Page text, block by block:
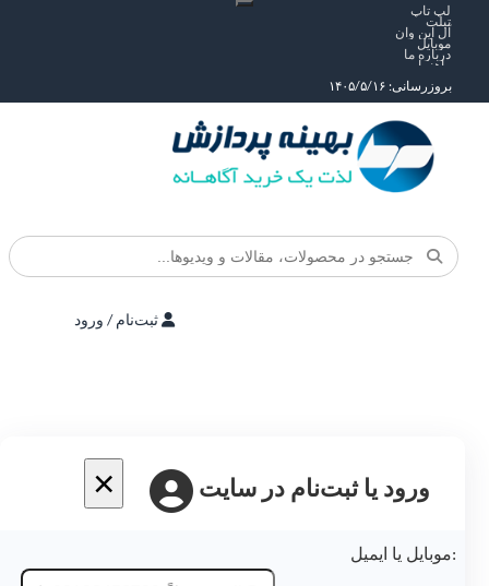
لپ تاپ
تبلت
آل این وان
موبایل
درباره ما
راهنما
بروزرسانی: ۱۴۰۵/۵/۱۶
ثبت‌نام / ورود
× ورود یا ثبت‌نام در سایت
موبایل یا ایمیل: